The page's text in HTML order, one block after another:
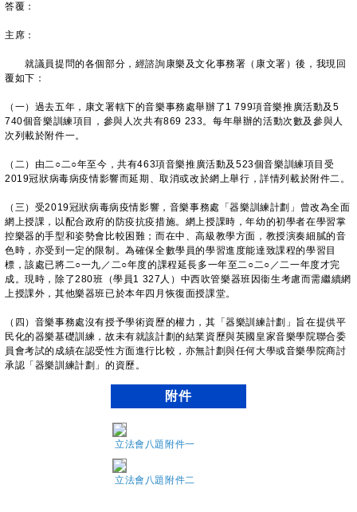
答覆：
主席：
就議員提問的各個部分，經諮詢康樂及文化事務署（康文署）後，我現回
覆如下：
（一）過去五年，康文署轄下的音樂事務處舉辦了1 799項音樂推廣活動及5
740個音樂訓練項目，參與人次共有869 233。每年舉辦的活動次數及參與人
次列載於附件一。
（二）由二○二○年至今，共有463項音樂推廣活動及523個音樂訓練項目受
2019冠狀病毒病疫情影響而延期、取消或改於網上舉行，詳情列載於附件二。
（三）受2019冠狀病毒病疫情影響，音樂事務處「器樂訓練計劃」曾改為全面
網上授課，以配合政府的防疫抗疫措施。網上授課時，年幼的初學者在學習掌
控樂器的手型和姿勢會比較困難；而在中、高級教學方面，教授演奏細膩的音
色時，亦受到一定的限制。為確保全數學員的學習進度能達致課程的學習目
標，該處已將二○一九／二○年度的課程延長多一年至二○二○／二一年度才完
成。現時，除了280班（學員1 327人）中西吹管樂器班因衞生考慮而需繼續網
上授課外，其他樂器班已於本年四月恢復面授課堂。
（四）音樂事務處沒有授予學術資歷的權力，其「器樂訓練計劃」旨在提供平
民化的器樂基礎訓練，故未有就該計劃的結業資歷與英國皇家音樂學院聯合委
員會考試的成績在認受性方面進行比較，亦無計劃與任何大學或音樂學院商討
承認「器樂訓練計劃」的資歷。
附件
立法會八題附件一
立法會八題附件二